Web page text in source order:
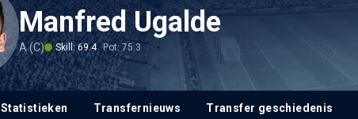
Manfred Ugalde
A (C) Skill: 69.4 Pot: 75.3
Statistieken Transfernieuws Transfer geschiedenis